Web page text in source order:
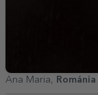
Ana Maria, Románia